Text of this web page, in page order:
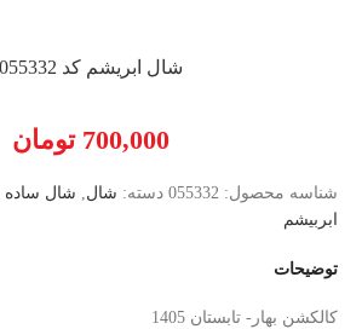
شال ابریشم کد 055332
700,000 تومان
شناسه محصول: 055332 دسته: شال, شال ساده
ابربیشم
توضیحات
کالکشن بهار- تابستان 1405